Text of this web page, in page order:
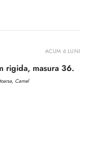
rigida, masura 36.
Camel
ACUM 6 LUNI